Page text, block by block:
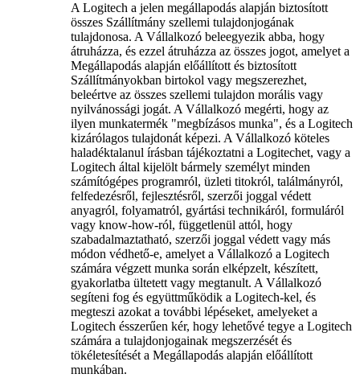
A Logitech a jelen megállapodás alapján biztosított
összes Szállítmány szellemi tulajdonjogának
tulajdonosa. A Vállalkozó beleegyezik abba, hogy
átruházza, és ezzel átruházza az összes jogot, amelyet a
Megállapodás alapján előállított és biztosított
Szállítmányokban birtokol vagy megszerezhet,
beleértve az összes szellemi tulajdon morális vagy
nyilvánossági jogát. A Vállalkozó megérti, hogy az
ilyen munkatermék "megbízásos munka", és a Logitech
kizárólagos tulajdonát képezi. A Vállalkozó köteles
haladéktalanul írásban tájékoztatni a Logitechet, vagy a
Logitech által kijelölt bármely személyt minden
számítógépes programról, üzleti titokról, találmányról,
felfedezésről, fejlesztésről, szerzői joggal védett
anyagról, folyamatról, gyártási technikáról, formuláról
vagy know-how-ról, függetlenül attól, hogy
szabadalmaztatható, szerzői joggal védett vagy más
módon védhető-e, amelyet a Vállalkozó a Logitech
számára végzett munka során elképzelt, készített,
gyakorlatba ültetett vagy megtanult. A Vállalkozó
segíteni fog és együttműködik a Logitech-kel, és
megteszi azokat a további lépéseket, amelyeket a
Logitech ésszerűen kér, hogy lehetővé tegye a Logitech
számára a tulajdonjogainak megszerzését és
tökéletesítését a Megállapodás alapján előállított
munkában.